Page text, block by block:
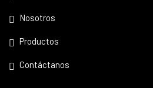
Nosotros
Productos
Contáctanos